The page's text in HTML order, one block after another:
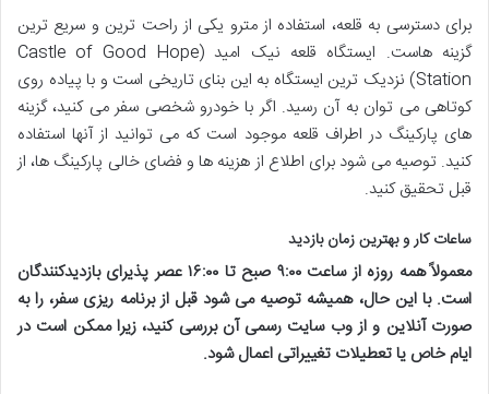
برای دسترسی به قلعه، استفاده از مترو یکی از راحت ترین و سریع ترین
گزینه هاست. ایستگاه قلعه نیک امید (Castle of Good Hope
Station) نزدیک ترین ایستگاه به این بنای تاریخی است و با پیاده روی
کوتاهی می توان به آن رسید. اگر با خودرو شخصی سفر می کنید، گزینه
های پارکینگ در اطراف قلعه موجود است که می توانید از آنها استفاده
کنید. توصیه می شود برای اطلاع از هزینه ها و فضای خالی پارکینگ ها، از
قبل تحقیق کنید.
ساعات کار و بهترین زمان بازدید
معمولاً همه روزه از ساعت ۹:۰۰ صبح تا ۱۶:۰۰ عصر پذیرای بازدیدکنندگان
است. با این حال، همیشه توصیه می شود قبل از برنامه ریزی سفر، را به
صورت آنلاین و از وب سایت رسمی آن بررسی کنید، زیرا ممکن است در
ایام خاص یا تعطیلات تغییراتی اعمال شود.